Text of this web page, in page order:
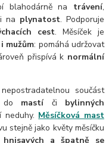
blahodárně na trávení,
na plynatost. Podporuje
cest. Měsíček je
mužům: pomáhá udržovat
přispívá k normální
součást
mastí či bylinných
neduhy. Měsíčková mast
stejně jako květy měsíčku
hnisavých a špatně se